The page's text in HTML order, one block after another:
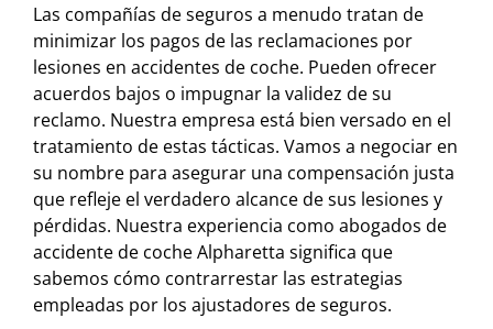
Las compañías de seguros a menudo tratan de
minimizar los pagos de las reclamaciones por
lesiones en accidentes de coche. Pueden ofrecer
acuerdos bajos o impugnar la validez de su
reclamo. Nuestra empresa está bien versado en el
tratamiento de estas tácticas. Vamos a negociar en
su nombre para asegurar una compensación justa
que refleje el verdadero alcance de sus lesiones y
pérdidas. Nuestra experiencia como abogados de
accidente de coche Alpharetta significa que
sabemos cómo contrarrestar las estrategias
empleadas por los ajustadores de seguros.